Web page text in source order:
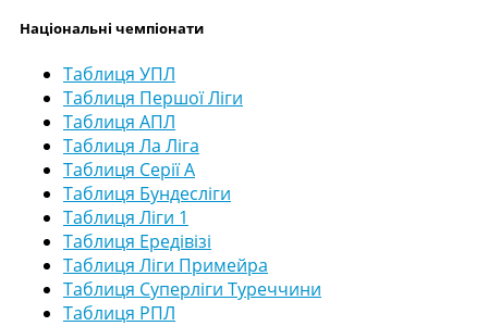
Національні чемпіонати
Таблиця УПЛ
Таблиця Першої Ліги
Таблиця АПЛ
Таблиця Ла Ліга
Таблиця Серії А
Таблиця Бундесліги
Таблиця Ліги 1
Таблиця Ередівізі
Таблиця Ліги Примейра
Таблиця Суперліги Туреччини
Таблиця РПЛ